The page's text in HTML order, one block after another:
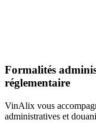
Formalités
réglementaire
VinAlix vous
administratives et